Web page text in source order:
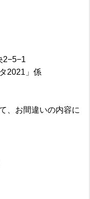
2−5−1
2021」係
、お間違いの内容に